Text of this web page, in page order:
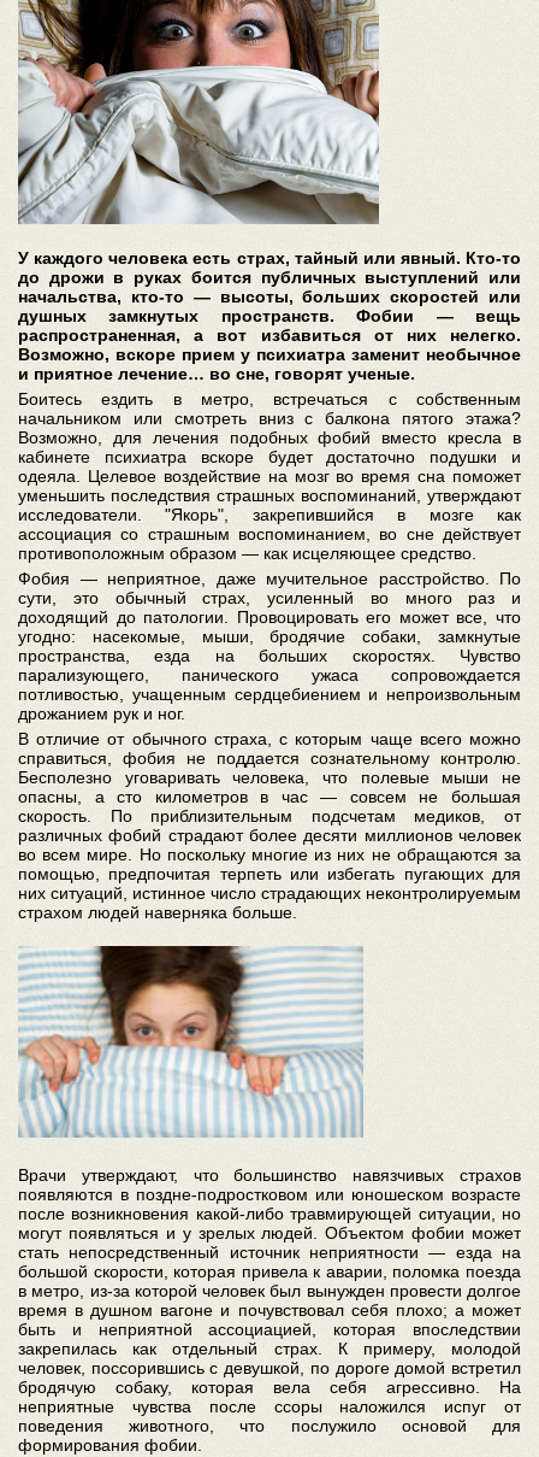
У каждого человека есть страх, тайный или явный. Кто-то
до дрожи в руках боится публичных выступлений или
начальства, кто-то — высоты, больших скоростей или
душных замкнутых пространств. Фобии — вещь
распространенная, а вот избавиться от них нелегко.
Возможно, вскоре прием у психиатра заменит необычное
и приятное лечение… во сне, говорят ученые.
Боитесь ездить в метро, встречаться с собственным
начальником или смотреть вниз с балкона пятого этажа?
Возможно, для лечения подобных фобий вместо кресла в
кабинете психиатра вскоре будет достаточно подушки и
одеяла. Целевое воздействие на мозг во время сна поможет
уменьшить последствия страшных воспоминаний, утверждают
исследователи. "Якорь", закрепившийся в мозге как
ассоциация со страшным воспоминанием, во сне действует
противоположным образом — как исцеляющее средство.
Фобия — неприятное, даже мучительное расстройство. По
сути, это обычный страх, усиленный во много раз и
доходящий до патологии. Провоцировать его может все, что
угодно: насекомые, мыши, бродячие собаки, замкнутые
пространства, езда на больших скоростях. Чувство
парализующего, панического ужаса сопровождается
потливостью, учащенным сердцебиением и непроизвольным
дрожанием рук и ног.
В отличие от обычного страха, с которым чаще всего можно
справиться, фобия не поддается сознательному контролю.
Бесполезно уговаривать человека, что полевые мыши не
опасны, а сто километров в час — совсем не большая
скорость. По приблизительным подсчетам медиков, от
различных фобий страдают более десяти миллионов человек
во всем мире. Но поскольку многие из них не обращаются за
помощью, предпочитая терпеть или избегать пугающих для
них ситуаций, истинное число страдающих неконтролируемым
страхом людей наверняка больше.
Врачи утверждают, что большинство навязчивых страхов
появляются в поздне-подростковом или юношеском возрасте
после возникновения какой-либо травмирующей ситуации, но
могут появляться и у зрелых людей. Объектом фобии может
стать непосредственный источник неприятности — езда на
большой скорости, которая привела к аварии, поломка поезда
в метро, из-за которой человек был вынужден провести долгое
время в душном вагоне и почувствовал себя плохо; а может
быть и неприятной ассоциацией, которая впоследствии
закрепилась как отдельный страх. К примеру, молодой
человек, поссорившись с девушкой, по дороге домой встретил
бродячую собаку, которая вела себя агрессивно. На
неприятные чувства после ссоры наложился испуг от
поведения животного, что послужило основой для
формирования фобии.